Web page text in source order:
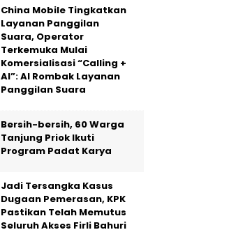
China Mobile Tingkatkan
Layanan Panggilan
Suara, Operator
Terkemuka Mulai
Komersialisasi “Calling +
AI”: AI Rombak Layanan
Panggilan Suara
Bersih-bersih, 60 Warga
Tanjung Priok Ikuti
Program Padat Karya
Jadi Tersangka Kasus
Dugaan Pemerasan, KPK
Pastikan Telah Memutus
Seluruh Akses Firli Bahuri